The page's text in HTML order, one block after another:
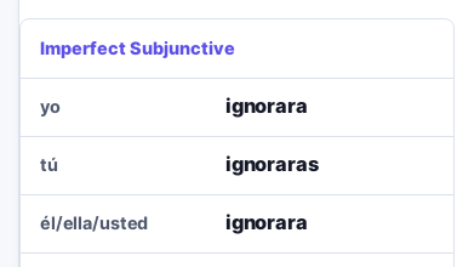
Imperfect Subjunctive
yo ignorara
tú ignoraras
él/ella/usted ignorara